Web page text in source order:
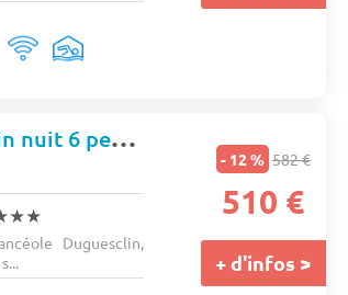
Appartement 2 pièces avec coin nuit 6 personnes
Duguesclin,
- 12 % 582 €
510 €
+ d'infos >